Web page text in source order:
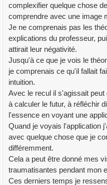
complexifier quelque chose
comprendre avec une image
Je ne comprenais pas les
explications du professeur,
attirait leur négativité.
Jusqu'à ce que je vois le
je comprenais ce qu'il fallait
intuition.
Avec le recul il s'agissait
à calculer le futur, à réfléchir
l'essence en voyant une
Quand je voyais l'application
avec quelque chose que je
différemment.
Cela a peut être donné mes
traumatisantes pendant mon
Ces derniers temps je